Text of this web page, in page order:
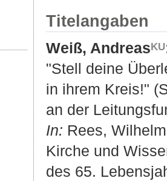
Titelangaben
Weiß, Andreas
"Stell deine
in ihrem Kreis!"
an der
In: Rees,
Kirche und
des 65.